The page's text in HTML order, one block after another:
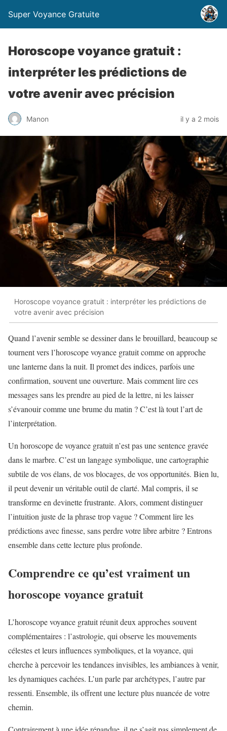
Super Voyance Gratuite
Horoscope voyance gratuit :
interpréter les prédictions de
votre avenir avec précision
Manon il y a 2 mois
Horoscope voyance gratuit : interpréter les prédictions de
votre avenir avec précision
Quand l’avenir semble se dessiner dans le brouillard, beaucoup se
tournent vers l’horoscope voyance gratuit comme on approche
une lanterne dans la nuit. Il promet des indices, parfois une
confirmation, souvent une ouverture. Mais comment lire ces
messages sans les prendre au pied de la lettre, ni les laisser
s’évanouir comme une brume du matin ? C’est là tout l’art de
l’interprétation.
Un horoscope de voyance gratuit n’est pas une sentence gravée
dans le marbre. C’est un langage symbolique, une cartographie
subtile de vos élans, de vos blocages, de vos opportunités. Bien lu,
il peut devenir un véritable outil de clarté. Mal compris, il se
transforme en devinette frustrante. Alors, comment distinguer
l’intuition juste de la phrase trop vague ? Comment lire les
prédictions avec finesse, sans perdre votre libre arbitre ? Entrons
ensemble dans cette lecture plus profonde.
Comprendre ce qu’est vraiment un
horoscope voyance gratuit
L’horoscope voyance gratuit réunit deux approches souvent
complémentaires : l’astrologie, qui observe les mouvements
célestes et leurs influences symboliques, et la voyance, qui
cherche à percevoir les tendances invisibles, les ambiances à venir,
les dynamiques cachées. L’un parle par archétypes, l’autre par
ressenti. Ensemble, ils offrent une lecture plus nuancée de votre
chemin.